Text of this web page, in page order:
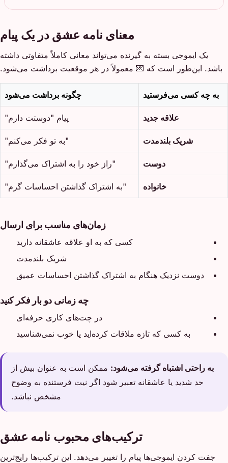
معنای نامه عشق در یک پیام
یک ایموجی بسته به گیرنده می‌تواند معانی کاملاً متفاوتی داشته
باشد. این‌طور است که 💌 معمولاً در هر موقعیت برداشت می‌شود.
به چه کسی می‌فرستید چگونه برداشت می‌شود
علاقه جدید پیام "دوستت دارم"
شریک بلندمدت "به تو فکر می‌کنم"
دوست "راز خود را به اشتراک می‌گذارم"
خانواده "به اشتراک گذاشتن احساسات گرم"
زمان‌های مناسب برای ارسال
کسی که به او علاقه عاشقانه دارید
شریک بلندمدت
دوست نزدیک هنگام به اشتراک گذاشتن احساسات عمیق
چه زمانی دو بار فکر کنید
در چت‌های کاری حرفه‌ای
به کسی که تازه ملاقات کرده‌اید یا خوب نمی‌شناسید
به راحتی اشتباه گرفته می‌شود: ممکن است به عنوان بیش از
حد شدید یا عاشقانه تعبیر شود اگر نیت فرستنده به وضوح
مشخص نباشد.
ترکیب‌های محبوب نامه عشق
جفت کردن ایموجی‌ها پیام را تغییر می‌دهد. این ترکیب‌ها رایج‌ترین